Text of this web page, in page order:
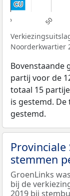
0 50
CU
CU
Noorderkwartier
Bovenstaande
partij voor de
totaal 15
is gestemd.
gestemd.
Provinciale
stemmen
GroenLinks
bij de
2019 bij